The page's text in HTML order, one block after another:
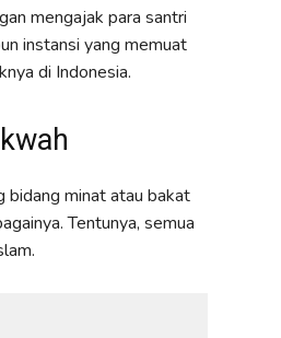
mengajak para santri
instansi yang memuat
di Indonesia.
bidang minat atau bakat
Tentunya, semua